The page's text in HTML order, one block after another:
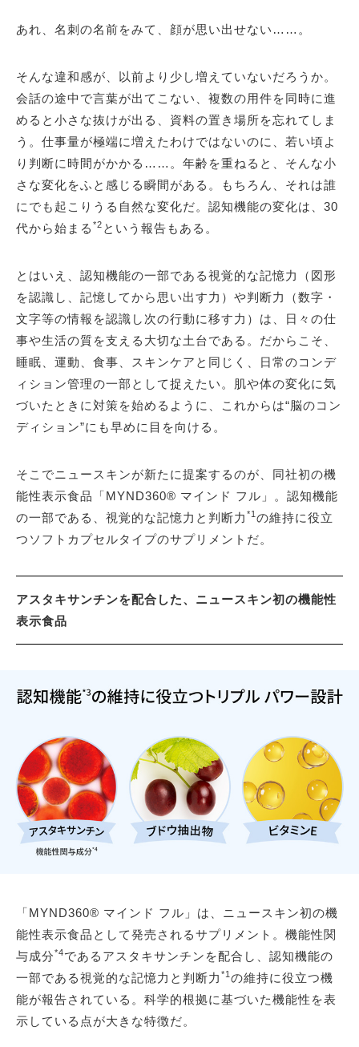
あれ、名刺の名前をみて、顔が思い出せない……。
そんな違和感が、以前より少し増えていないだろうか。
会話の途中で言葉が出てこない、複数の用件を同時に進
めると小さな抜けが出る、資料の置き場所を忘れてしま
う。仕事量が極端に増えたわけではないのに、若い頃よ
り判断に時間がかかる……。年齢を重ねると、そんな小
さな変化をふと感じる瞬間がある。もちろん、それは誰
にでも起こりうる自然な変化だ。認知機能の変化は、30
代から始まる *2 という報告もある。
とはいえ、認知機能の一部である視覚的な記憶力（図形
を認識し、記憶してから思い出す力）や判断力（数字・
文字等の情報を認識し次の行動に移す力）は、日々の仕
事や生活の質を支える大切な土台である。だからこそ、
睡眠、運動、食事、スキンケアと同じく、日常のコンデ
ィション管理の一部として捉えたい。肌や体の変化に気
づいたときに対策を始めるように、これからは“脳のコン
ディション”にも早めに目を向ける。
そこでニュースキンが新たに提案するのが、同社初の機
能性表示食品「MYND360® マインド フル」。認知機能
の一部である、視覚的な記憶力と判断力 *1 の維持に役立
つソフトカプセルタイプのサプリメントだ。
アスタキサンチンを配合した、ニュースキン初の機能性
表示食品
「MYND360® マインド フル」は、ニュースキン初の機
能性表示食品として発売されるサプリメント。機能性関
与成分*4であるアスタキサンチンを配合し、認知機能の
一部である視覚的な記憶力と判断力 *1の維持に役立つ機
能が報告されている。科学的根拠に基づいた機能性を表
示している点が大きな特徴だ。